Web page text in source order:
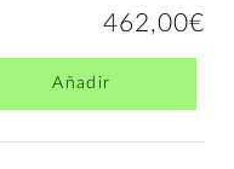
462,00€
Añadir